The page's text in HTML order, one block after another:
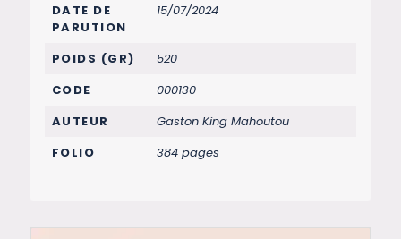
DATE DE
PARUTION
15/07/2024
POIDS (GR)
520
CODE
000130
AUTEUR
Gaston King Mahoutou
FOLIO
384 pages